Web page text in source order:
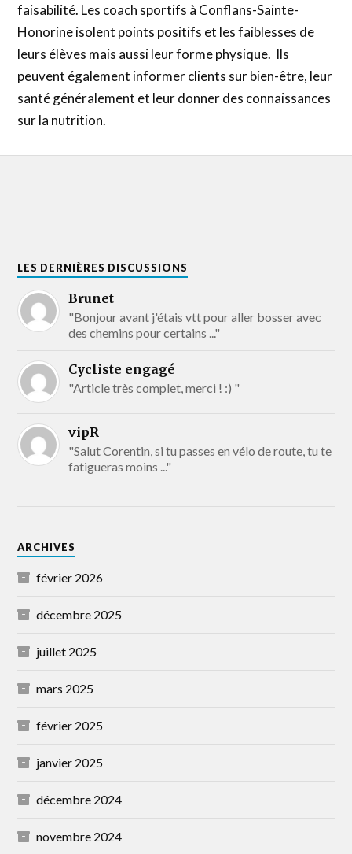
faisabilité. Les coach sportifs à Conflans-Sainte-
Honorine isolent points positifs et les faiblesses de
leurs élèves mais aussi leur forme physique. Ils
peuvent également informer clients sur bien-être, leur
santé généralement et leur donner des connaissances
sur la nutrition.
LES DERNIÈRES DISCUSSIONS
Brunet
"Bonjour avant j'étais vtt pour aller bosser avec
des chemins pour certains ..."
Cycliste engagé
"Article très complet, merci ! :) "
vipR
"Salut Corentin, si tu passes en vélo de route, tu te
fatigueras moins ..."
ARCHIVES
février 2026
décembre 2025
juillet 2025
mars 2025
février 2025
janvier 2025
décembre 2024
novembre 2024